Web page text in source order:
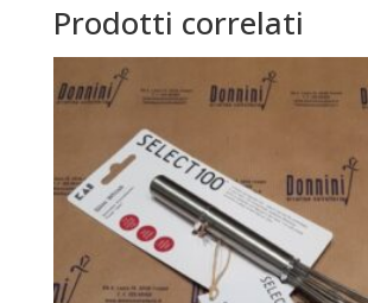
Prodotti correlati